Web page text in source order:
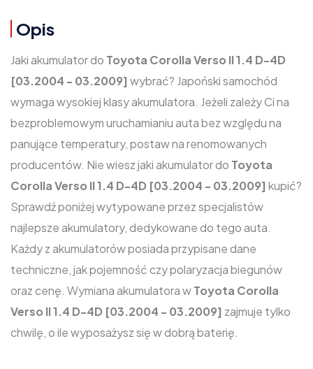
Opis
Jaki akumulator do Toyota Corolla Verso II 1.4 D-4D
[03.2004 - 03.2009] wybrać? Japoński samochód
wymaga wysokiej klasy akumulatora. Jeżeli zależy Ci na
bezproblemowym uruchamianiu auta bez względu na
panujące temperatury, postaw na renomowanych
producentów. Nie wiesz jaki akumulator do Toyota
Corolla Verso II 1.4 D-4D [03.2004 - 03.2009] kupić?
Sprawdź poniżej wytypowane przez specjalistów
najlepsze akumulatory, dedykowane do tego auta.
Każdy z akumulatorów posiada przypisane dane
techniczne, jak pojemność czy polaryzacja biegunów
oraz cenę. Wymiana akumulatora wToyota Corolla
Verso II 1.4 D-4D [03.2004 - 03.2009] zajmuje tylko
chwilę, o ile wyposażysz się w dobrą baterię.